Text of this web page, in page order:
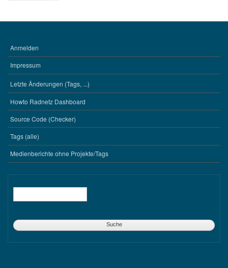
BENUTZERMENÜ
Anmelden
Impressum
WERKZEUGE
Letzte Änderungen (Tags, ...)
Howto Radnetz Dashboard
Source Code (Checker)
Tags (alle)
Medienberichte ohne Projekte/Tags
Suche